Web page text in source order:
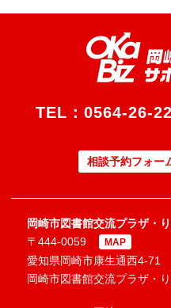
TEL： 0564-26-
相談予約フォー
岡崎市図書館交流プラザ・
〒444-0059
MAP
愛知県岡崎市康生通西4-71
岡崎市図書館交流プラザ・